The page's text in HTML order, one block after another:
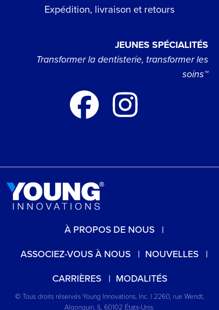
Expédition, livraison et retours
JEUNES SPÉCIALITÉS
Transformer la dentisterie, transformer les
soins™
À PROPOS DE NOUS
ASSOCIEZ-VOUS À NOUS
NOUVELLES
CARRIÈRES
MODALITÉS
© Tous droits réservés Young Innovations, Inc. | 2260, rue Wendt,
Algonquin, IL 60102 États-Unis.